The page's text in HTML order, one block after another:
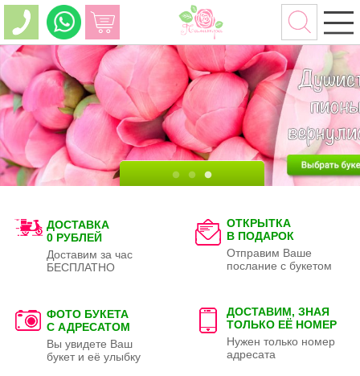
ДОСТАВКА
0 РУБЛЕЙ
Доставим за час
БЕСПЛАТНО
ОТКРЫТКА
В ПОДАРОК
Отправим Ваше
послание с букетом
ФОТО БУКЕТА
С АДРЕСАТОМ
Вы увидете Ваш
букет и её улыбку
ДОСТАВИМ, ЗНАЯ
ТОЛЬКО ЕЁ НОМЕР
Нужен только номер
адресата